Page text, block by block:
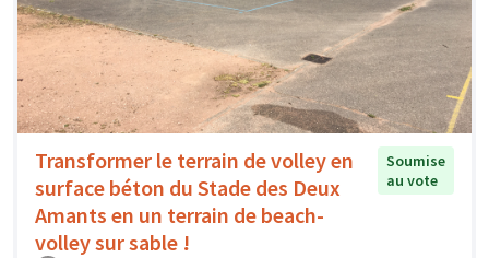
Transformer le terrain de volley en
surface béton du Stade des Deux
Amants en un terrain de beach-
volley sur sable !
Soumise
au vote